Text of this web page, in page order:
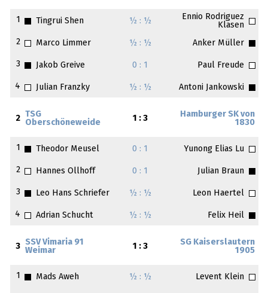
1 Tingrui Shen ½ : ½
Ennio Rodriguez
Klasen
2
Marco Limmer ½ : ½ Anker Müller
3 Jakob Greive 0 : 1 Paul Freude
4 Julian Franzky ½ : ½ Antoni Jankowski
2
TSG
Oberschöneweide
1 : 3
Hamburger SK von
1830
1 Theodor Meusel 0 : 1 Yunong Elias Lu
2 Hannes Ollhoff 0 : 1 Julian Braun
3 Leo Hans Schriefer ½ : ½ Leon Haertel
4 Adrian Schucht ½ : ½ Felix Heil
3
SSV Vimaria 91
Weimar
1 : 3
SG Kaiserslautern
1905
1 Mads Aweh ½ : ½ Levent Klein